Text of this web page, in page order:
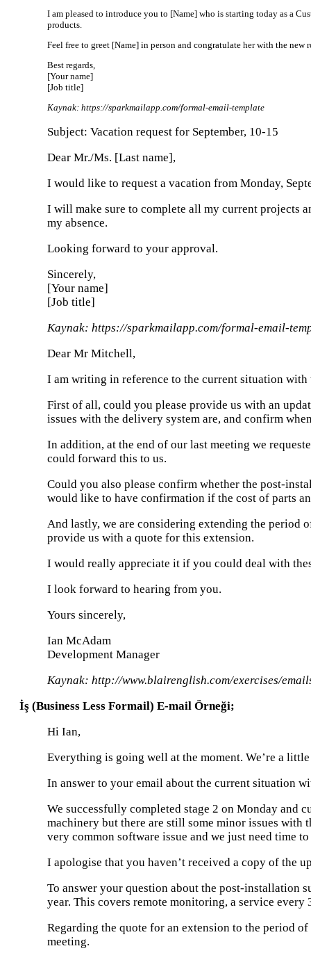
I am pleased to introduce you to [Name] who is starting today as a
products.
Feel free to greet [Name] in person and congratulate her with the new
Best regards,
[Your name]
[Job title]
Kaynak: https://sparkmailapp.com/formal-email-template
Subject: Vacation request for September, 10-15
Dear Mr./Ms. [Last name],
I would like to request a vacation from Monday,
I will make sure to complete all my current projects
my absence.
Looking forward to your approval.
Sincerely,
[Your name]
[Job title]
Kaynak: https://sparkmailapp.com/formal-email-
Dear Mr Mitchell,
I am writing in reference to the current situation
First of all, could you please provide us with an
issues with the delivery system are, and confirm
In addition, at the end of our last meeting we
could forward this to us.
Could you also please confirm whether the post-
would like to have confirmation if the cost of parts
And lastly, we are considering extending the period
provide us with a quote for this extension.
I would really appreciate it if you could deal with
I look forward to hearing from you.
Yours sincerely,
Ian McAdam
Development Manager
Kaynak: http://www.blairenglish.com/exercises/
İş (Business Less Formail) E-mail Örneği;
Hi Ian,
Everything is going well at the moment. We’re a
In answer to your email about the current situation
We successfully completed stage 2 on Monday and
machinery but there are still some minor issues with
very common software issue and we just need time
I apologise that you haven’t received a copy of the
To answer your question about the post-installation
year. This covers remote monitoring, a service
Regarding the quote for an extension to the period
meeting.